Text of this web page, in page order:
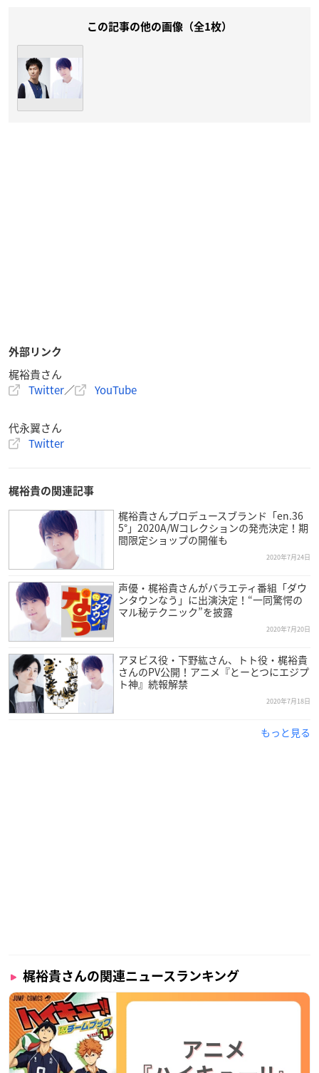
この記事の他の画像（全1枚）
外部リンク
梶裕貴さん
Twitter／ YouTube
代永翼さん
Twitter
梶裕貴の関連記事
梶裕貴さんプロデュースブランド「en.36
5°」2020A/Wコレクションの発売決定！期
間限定ショップの開催も
2020年7月24日
声優・梶裕貴さんがバラエティ番組「ダウ
ンタウンなう」に出演決定！“一同驚愕の
マル秘テクニック”を披露
2020年7月20日
アヌビス役・下野紘さん、トト役・梶裕貴
さんのPV公開！アニメ『とーとつにエジプ
ト神』続報解禁
2020年7月18日
もっと見る
梶裕貴さんの関連ニュースランキング